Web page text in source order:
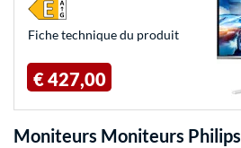
Fiche technique du produit
€ 427,00
Moniteurs Moniteurs Philips